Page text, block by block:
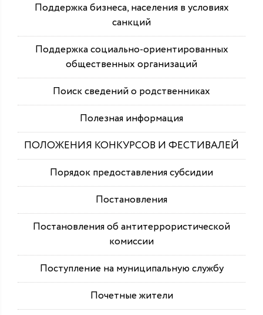
Поддержка бизнеса, населения в условиях
санкций
Поддержка социально-ориентированных
общественных организаций
Поиск сведений о родственниках
Полезная информация
ПОЛОЖЕНИЯ КОНКУРСОВ И ФЕСТИВАЛЕЙ
Порядок предоставления субсидии
Постановления
Постановления об антитеррористической
комиссии
Поступление на муниципальную службу
Почетные жители